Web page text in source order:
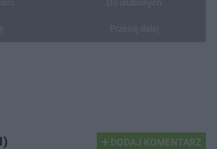
DODAJ KOMENTARZ